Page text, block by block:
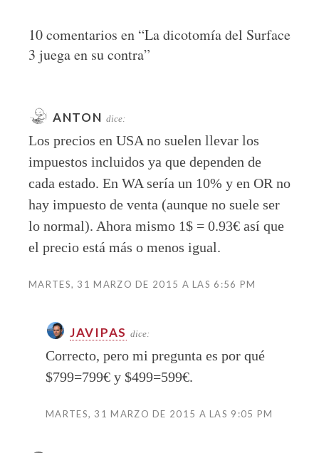
10 comentarios en “La dicotomía del Surface
3 juega en su contra”
ANTON dice:
Los precios en USA no suelen llevar los
impuestos incluidos ya que dependen de
cada estado. En WA sería un 10% y en OR no
hay impuesto de venta (aunque no suele ser
lo normal). Ahora mismo 1$ = 0.93€ así que
el precio está más o menos igual.
MARTES, 31 MARZO DE 2015 A LAS 6:56 PM
JAVIPAS dice:
Correcto, pero mi pregunta es por qué
$799=799€ y $499=599€.
MARTES, 31 MARZO DE 2015 A LAS 9:05 PM